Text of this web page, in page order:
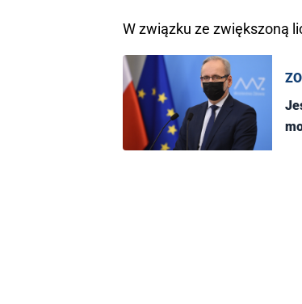
W związku ze zwiększoną